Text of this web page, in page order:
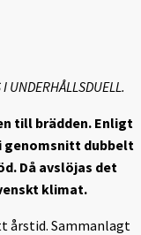
UNDERHÅLLSDUELL.
till brädden. Enligt
genomsnitt dubbelt
Då avslöjas det
klimat.
årstid. Sammanlagt